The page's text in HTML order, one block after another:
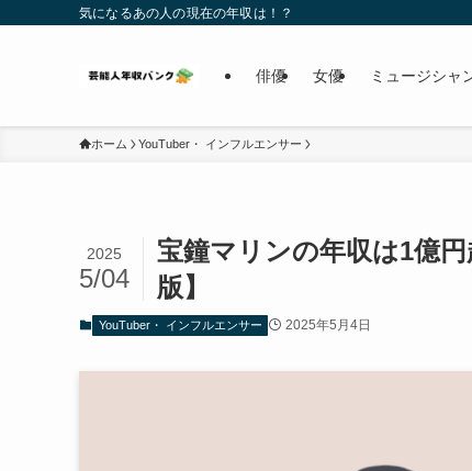
気になるあの人の現在の年収は！？
俳優 女優 ミュージシャ
ホーム YouTuber・ インフルエンサー
宝鐘マリンの年収は1億
版】
2025
5/04
YouTuber・ インフルエンサー 2025年5月4日